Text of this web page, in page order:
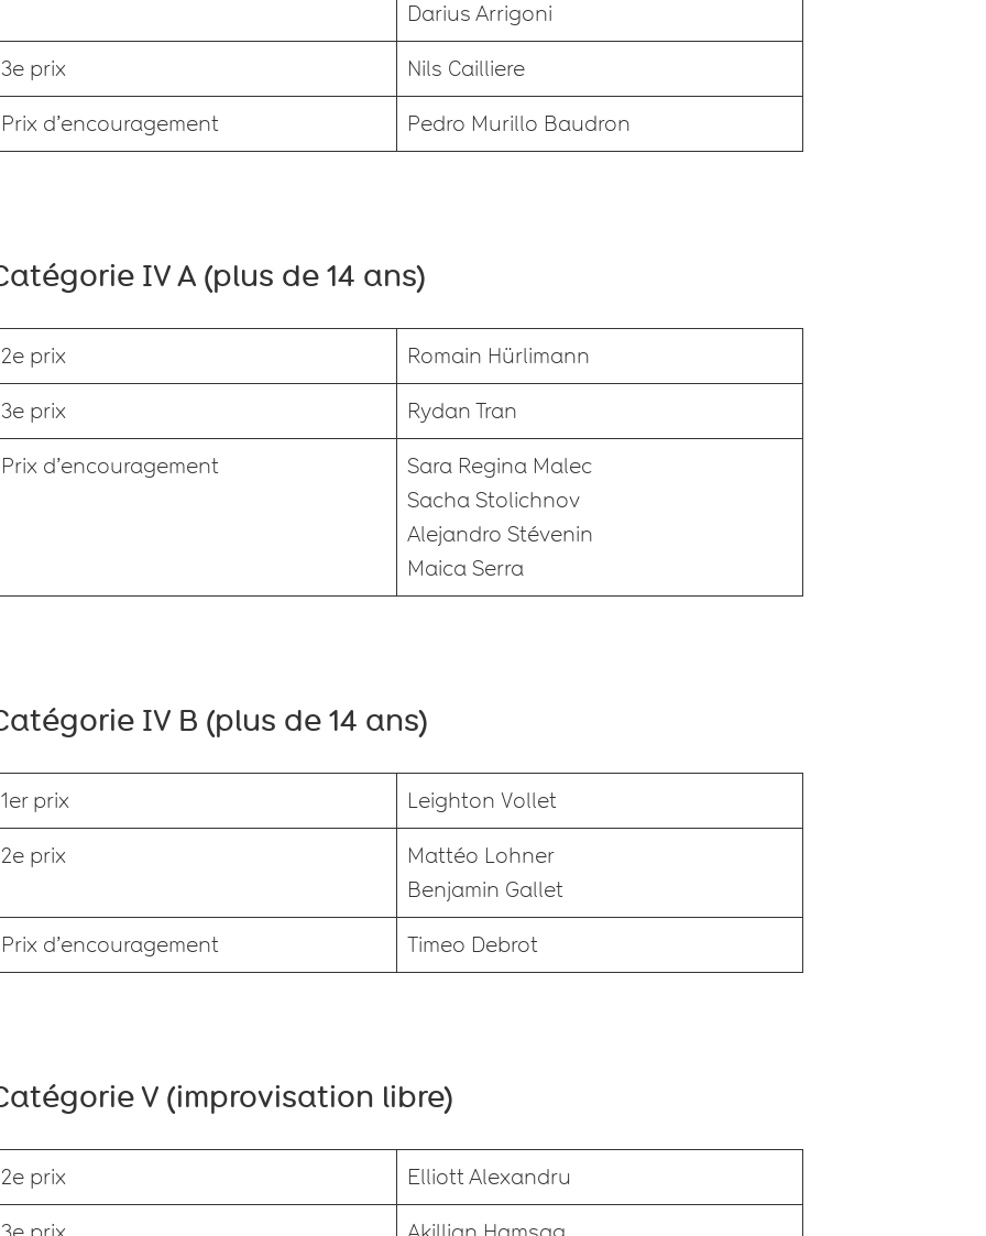
Darius Arrigoni
3e prix Nils Cailliere
Prix d’encouragement Pedro Murillo Baudron
IV A (plus de 14 ans)
2e prix Romain Hürlimann
3e prix Rydan Tran
Prix d’encouragement
Sara Regina Malec
Sacha Stolichnov
Alejandro Stévenin
Maica Serra
IV B (plus de 14 ans)
1er prix Leighton Vollet
2e prix
Mattéo Lohner
Benjamin Gallet
Prix d’encouragement Timeo Debrot
V (improvisation libre)
2e prix Elliott Alexandru